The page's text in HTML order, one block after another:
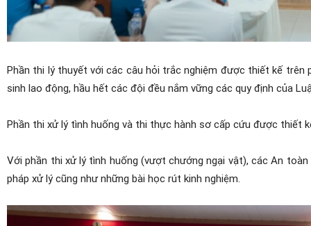
Phần thi lý thuyết với các câu hỏi trắc nghiệm đượcthiết kế trên
sinh lao động, hầu hết các đội đều nắm vững các quy định của
Phần thi xử lý tình huống và thi thực hành sơ cấp cứu được thiết
Với phần thi xử lý tình huống (vượt chướng ngại vật),các An toàn
pháp xử lý cũng như những bài học rút kinh nghiệm.